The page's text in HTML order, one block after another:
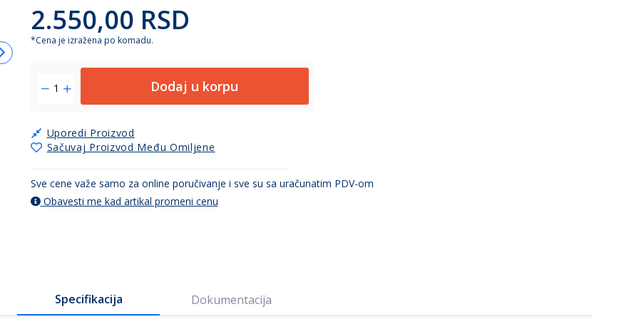
2.550,00 RSD
*Cena je izražena po komadu.
Dodaj u korpu
Sačuvaj Proizvod Među Omiljene
Uporedi Proizvod
Sve cene važe samo za online poručivanje i sve su sa uračunatim PDV-om
Obavesti me kad artikal promeni cenu
Specifikacija Dokumentacija